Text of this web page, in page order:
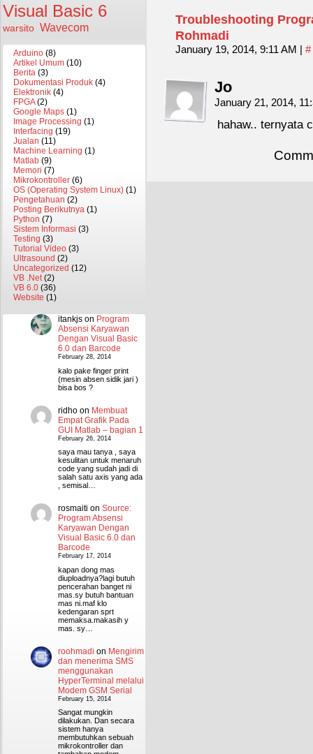
Visual Basic 6
warsito Wavecom
Arduino (8)
Artikel Umum (10)
Berita (3)
Dokumentasi Produk (4)
Elektronik (4)
FPGA(2)
Google Maps (1)
Image Processing (1)
Interfacing (19)
Jualan (11)
Machine Learning (1)
Matlab (9)
Memori (7)
Mikrokontroller (6)
OS (Operating System Linux) (1)
Pengetahuan (2)
Posting Berikutnya (1)
Python (7)
Sistem Informasi (3)
Testing (3)
Tutorial Video (3)
Ultrasound (2)
Uncategorized (12)
VB .Net(2)
VB 6.0 (36)
Website (1)
itankjs on Program
Absensi Karyawan
Dengan Visual Basic
6.0 dan Barcode
February 28, 2014
kalo pake finger print
(mesin absen sidik jari )
bisa bos ?
ridho on Membuat
Empat Grafik Pada
GUI Matlab – bagian 1
February 26, 2014
saya mau tanya , saya
kesulitan untuk menaruh
code yang sudah jadi di
salah satu axis yang ada
, semisal…
rosmaiti on Source:
Program Absensi
Karyawan Dengan
Visual Basic 6.0 dan
Barcode
February 17, 2014
kapan dong mas
diuploadnya?lagi butuh
pencerahan banget ni
mas.sy butuh bantuan
mas ni.maf klo
kedengaran sprt
memaksa.makasih y
mas. sy…
roohmadi on Mengirim
dan menerima SMS
menggunakan
HyperTerminal melalui
Modem GSM Serial
February 15, 2014
Sangat mungkin
dilakukan. Dan secara
sistem hanya
membutuhkan sebuah
mikrokontroller dan
Troubleshooting
Rohmadi
January 19, 2014, 9:11 AM | #
Jo
January 21, 2014,
hahaw.. ternyata